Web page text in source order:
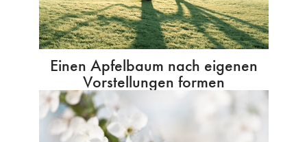
Einen Apfelbaum nach eigenen
Vorstellungen formen